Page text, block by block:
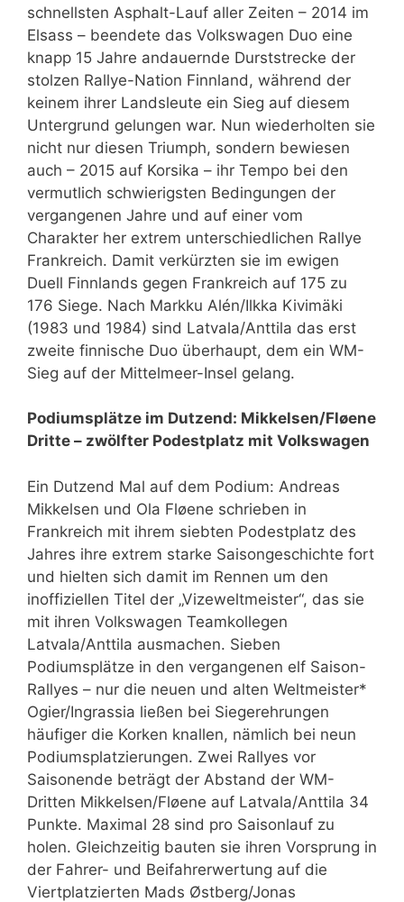
schnellsten Asphalt-Lauf aller Zeiten – 2014 im
Elsass – beendete das Volkswagen Duo eine
knapp 15 Jahre andauernde Durststrecke der
stolzen Rallye-Nation Finnland, während der
keinem ihrer Landsleute ein Sieg auf diesem
Untergrund gelungen war. Nun wiederholten sie
nicht nur diesen Triumph, sondern bewiesen
auch – 2015 auf Korsika – ihr Tempo bei den
vermutlich schwierigsten Bedingungen der
vergangenen Jahre und auf einer vom
Charakter her extrem unterschiedlichen Rallye
Frankreich. Damit verkürzten sie im ewigen
Duell Finnlands gegen Frankreich auf 175 zu
176 Siege. Nach Markku Alén/Ilkka Kivimäki
(1983 und 1984) sind Latvala/Anttila das erst
zweite finnische Duo überhaupt, dem ein WM-
Sieg auf der Mittelmeer-Insel gelang.
Podiumsplätze im Dutzend: Mikkelsen/Fløene
Dritte – zwölfter Podestplatz mit Volkswagen
Ein Dutzend Mal auf dem Podium: Andreas
Mikkelsen und Ola Fløene schrieben in
Frankreich mit ihrem siebten Podestplatz des
Jahres ihre extrem starke Saisongeschichte fort
und hielten sich damit im Rennen um den
inoffiziellen Titel der „Vizeweltmeister“, das sie
mit ihren Volkswagen Teamkollegen
Latvala/Anttila ausmachen. Sieben
Podiumsplätze in den vergangenen elf Saison-
Rallyes – nur die neuen und alten Weltmeister*
Ogier/Ingrassia ließen bei Siegerehrungen
häufiger die Korken knallen, nämlich bei neun
Podiumsplatzierungen. Zwei Rallyes vor
Saisonende beträgt der Abstand der WM-
Dritten Mikkelsen/Fløene auf Latvala/Anttila 34
Punkte. Maximal 28 sind pro Saisonlauf zu
holen. Gleichzeitig bauten sie ihren Vorsprung in
der Fahrer- und Beifahrerwertung auf die
Viertplatzierten Mads Østberg/Jonas